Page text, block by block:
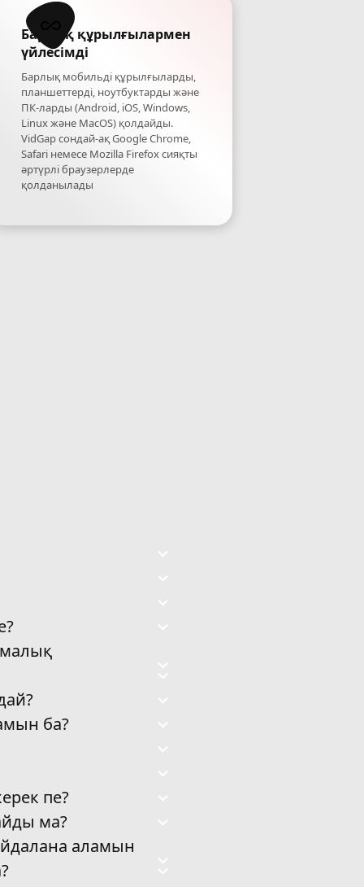
Барлық құрылғылармен
үйлесімді
Барлық мобильді құрылғыларды,
планшеттерді, ноутбуктарды және
ПК-ларды (Android, iOS, Windows,
Linux және MacOS) қолдайды.
VidGap сондай-ақ Google Chrome,
Safari немесе Mozilla Firefox сияқты
әртүрлі браузерлерде
қолданылады
ба?
пе?
ма?
аламын